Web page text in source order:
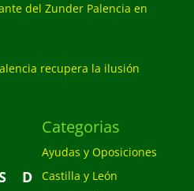
del Zunder Palencia en
recupera la ilusión
D
Categorias
Ayudas y Oposiciones
Castilla y León